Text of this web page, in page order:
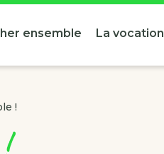
ensemble La vocation
!